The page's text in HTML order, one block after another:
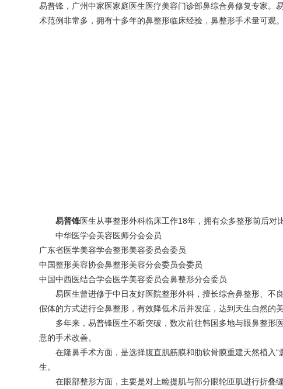
易普锋，广州中家医家庭医生医疗美容门诊部鼻综合鼻修复专家
术范例非常多，拥有十多年的鼻整形临床经验，鼻整形手术量可观
易普锋医生从事整形外科临床工作18年，拥有众多整形前后对
中华医学会美容医师分会会员
广东省医学美容学会整形美容委员会委员
中国整形美容协会鼻整形美容分会委员会委员
中国中西医结合学会医学美容委员会鼻整形分会委员
易医生曾进修于中日友好医院整形外科，擅长综合鼻整形、不
假体的方式进行全鼻整形，有效降低术后并发症，达到天生自然的
多年来，易普锋医生不断突破，数次前往韩国多地与眼鼻整
意的手术改善。
在隆鼻手术方面，是选择腹直肌筋膜和肋软骨膜重建天然植入
生。
在眼部整形方面，主要是对上睑提肌与部分眼轮匝肌进行折叠